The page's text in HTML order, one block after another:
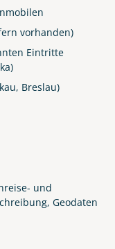
vorhanden)
Eintritte
Breslau)
und
Geodaten